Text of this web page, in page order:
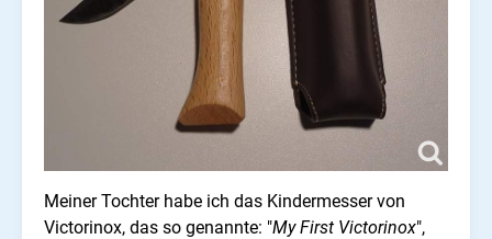
Meiner Tochter habe ich das Kindermesser von
Victorinox, das so genannte: "My First Victorinox",